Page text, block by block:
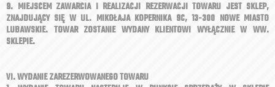
9. MIEJSCEM ZAWARCIA I REALIZACJI REZERWACJI TOWARU JEST SKLEP,
ZNAJDUJĄCY SIĘ W UL. MIKOŁAJA KOPERNIKA 9C, 13-300 NOWE MIASTO
LUBAWSKIE. TOWAR ZOSTANIE WYDANY KLIENTOWI WYŁĄCZNIE W WW.
SKLEPIE.
VI. WYDANIE ZAREZERWOWANEGO TOWARU